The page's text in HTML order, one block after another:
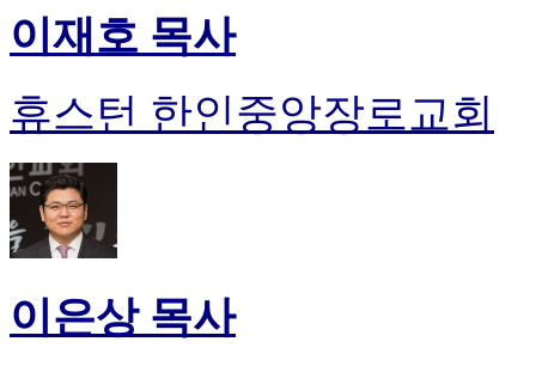
이재호 목사
휴스턴 한인중앙장로교회
이은상 목사